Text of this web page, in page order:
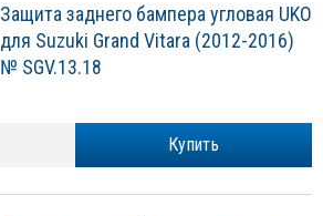
Защита заднего бампера угловая UKO
для Suzuki Grand Vitara (2012-2016)
№ SGV.13.18
Купить